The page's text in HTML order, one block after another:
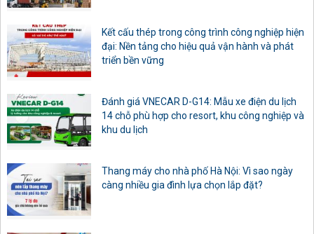
Kết cấu thép trong công trình công nghiệp hiện
đại: Nền tảng cho hiệu quả vận hành và phát
triển bền vững
Đánh giá VNECAR D-G14: Mẫu xe điện du lịch
14 chỗ phù hợp cho resort, khu công nghiệp và
khu du lịch
Thang máy cho nhà phố Hà Nội: Vì sao ngày
càng nhiều gia đình lựa chọn lắp đặt?